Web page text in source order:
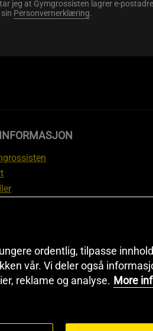
jeg at Gymgrossisten lagrer e-
Personvernerklæring.
Øvelser
ordentlig, tilpasse
vår. Vi deler også
reklame og analyse. More